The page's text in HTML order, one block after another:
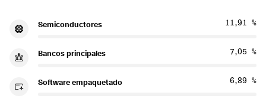
Semiconductores 11,91 %
Bancos principales 7,05 %
Software empaquetado 6,89 %